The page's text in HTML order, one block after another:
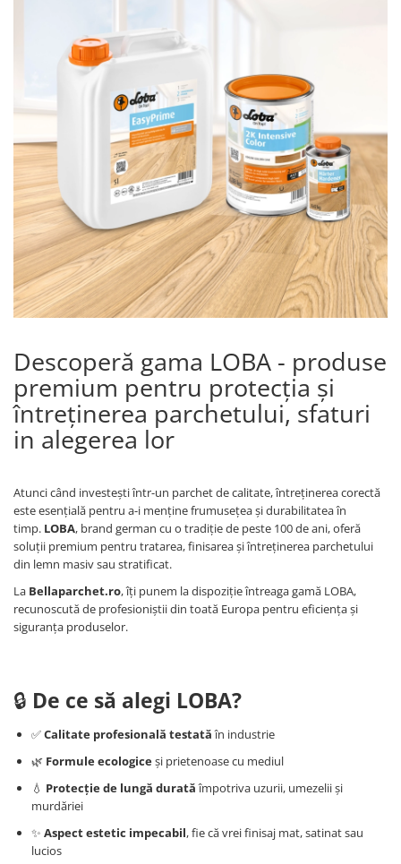
Descoperă gama LOBA - produse
premium pentru protecția și
întreținerea parchetului, sfaturi
in alegerea lor
Atunci când investești într-un parchet de calitate, întreținerea corectă
este esențială pentru a-i menține frumusețea și durabilitatea în
timp. LOBA, brand german cu o tradiție de peste 100 de ani, oferă
soluții premium pentru tratarea, finisarea și întreținerea parchetului
din lemn masiv sau stratificat.
La Bellaparchet.ro, îți punem la dispoziție întreaga gamă LOBA,
recunoscută de profesioniștii din toată Europa pentru eficiența și
siguranța produselor.
🔒 De ce să alegi LOBA?
✅Calitate profesională testatăîn industrie
🌿 Formule ecologiceși prietenoase cu mediul
💧 Protecție de lungă duratăîmpotriva uzurii, umezelii și
murdăriei
✨ Aspect estetic impecabil, fie că vrei finisaj mat, satinat sau
lucios